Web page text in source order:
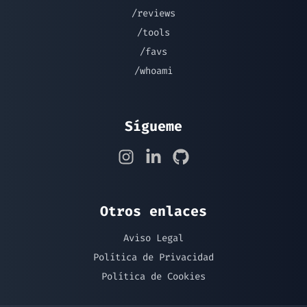
/reviews
/tools
/favs
/whoami
Sígueme
Otros enlaces
Aviso Legal
Política de Privacidad
Política de Cookies